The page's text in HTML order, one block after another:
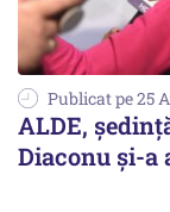
Publicat pe 25
ALDE,
Diaconu și-a